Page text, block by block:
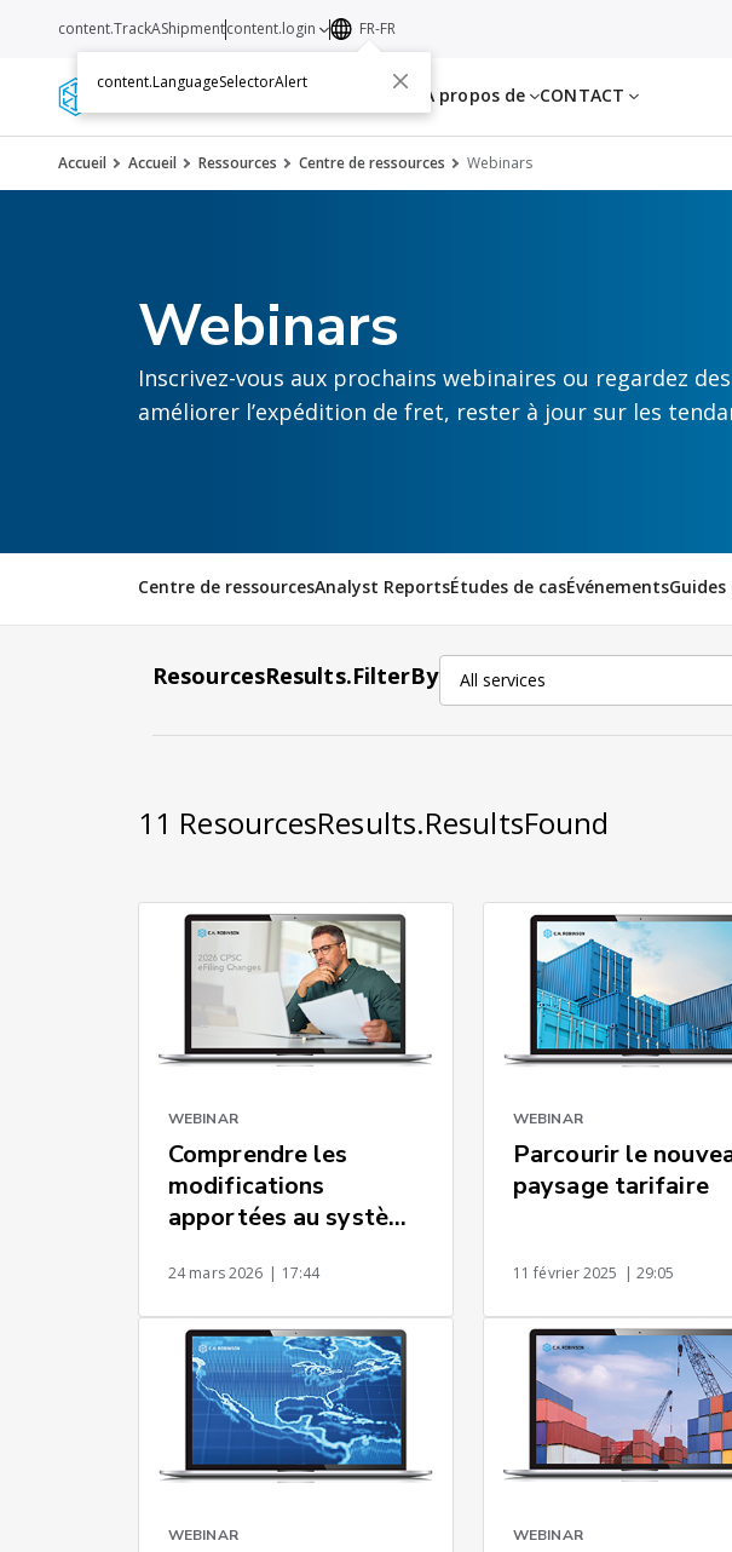
Services Ressources A propos de CONTACT
content.TrackAShipmentcontent.login FR-FR
content.LanguageSelectorAlert
Accueil Accueil Ressources Centre de ressources Webinars
Webinars
Inscrivez-vous aux prochains webinaires ou regardez
améliorer l’expédition de fret, rester à jour sur les
Centre de ressourcesAnalyst ReportsÉtudes de casÉvénements
ResourcesResults.FilterBy All services
11 ResourcesResults.ResultsFound
WEBINAR
Comprendre les
modifications
apportées au système
de la CPSC en juillet
2026
24 mars 2026 | 17:44
WEBINAR
Parcourir le
paysage tarifaire
11 février 2025 | 29:05
WEBINAR WEBINAR